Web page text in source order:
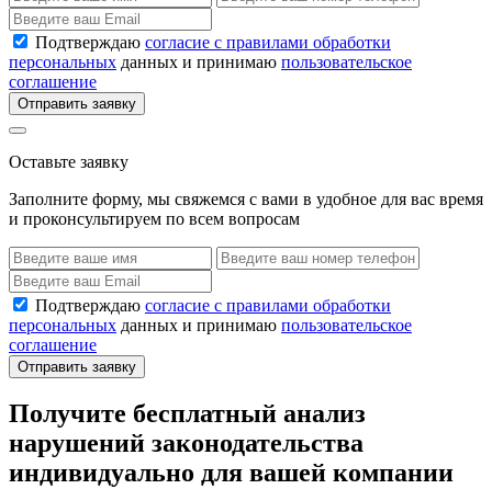
Подтверждаю согласие с правилами обработки
персональных данных и принимаю пользовательское
соглашение
Отправить заявку
Оставьте заявку
Заполните форму, мы свяжемся с вами в удобное для вас время
и проконсультируем по всем вопросам
Подтверждаю согласие с правилами обработки
персональных данных и принимаю пользовательское
соглашение
Отправить заявку
Получите бесплатный анализ
нарушений законодательства
индивидуально для вашей компании